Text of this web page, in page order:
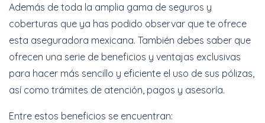
Además de toda la amplia gama de seguros y
coberturas que ya has podido observar que te ofrece
esta aseguradora mexicana. También debes saber que
ofrecen una serie de beneficios y ventajas exclusivas
para hacer más sencillo y eficiente el uso de sus pólizas,
así como trámites de atención, pagos y asesoría.
Entre estos beneficios se encuentran: